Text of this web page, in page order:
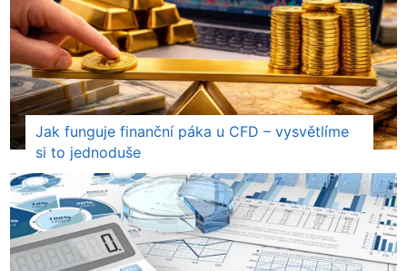
Jak funguje finanční páka u CFD – vysvětlíme
si to jednoduše